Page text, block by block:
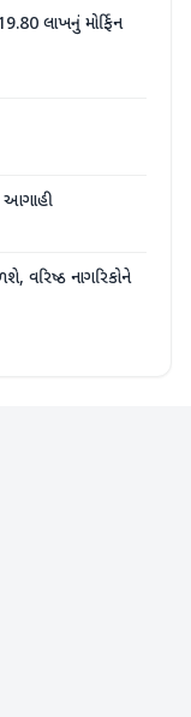
લાખનું મોર્ફિન
આગાહી
વરિષ્ઠ નાગરિકોને